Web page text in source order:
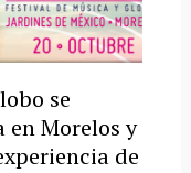
se
en Morelos y
de